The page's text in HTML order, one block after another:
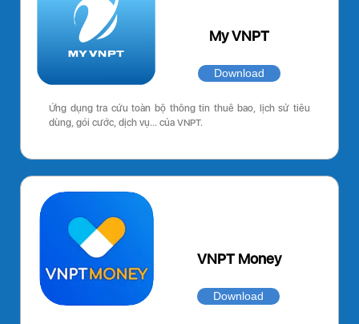
My VNPT
Download
Ứng dụng tra cứu toàn bộ thông tin thuê bao, lịch sử tiêu
dùng, gói cước, dịch vụ… của VNPT.
VNPT Money
Download